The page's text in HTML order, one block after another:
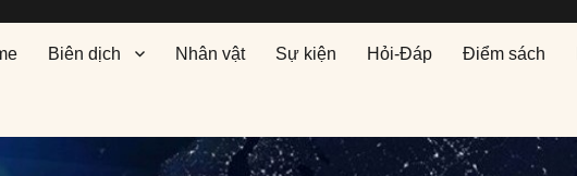
Biên dịch Nhân vật Sự kiện Hỏi-Đáp Điểm sách